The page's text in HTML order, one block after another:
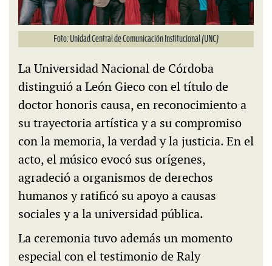
Foto: Unidad Central de Comunicación Institucional (UNC)
La Universidad Nacional de Córdoba
distinguió a León Gieco con el título de
doctor honoris causa, en reconocimiento a
su trayectoria artística y a su compromiso
con la memoria, la verdad y la justicia. En el
acto, el músico evocó sus orígenes,
agradeció a organismos de derechos
humanos y ratificó su apoyo a causas
sociales y a la universidad pública.
La ceremonia tuvo además un momento
especial con el testimonio de Raly